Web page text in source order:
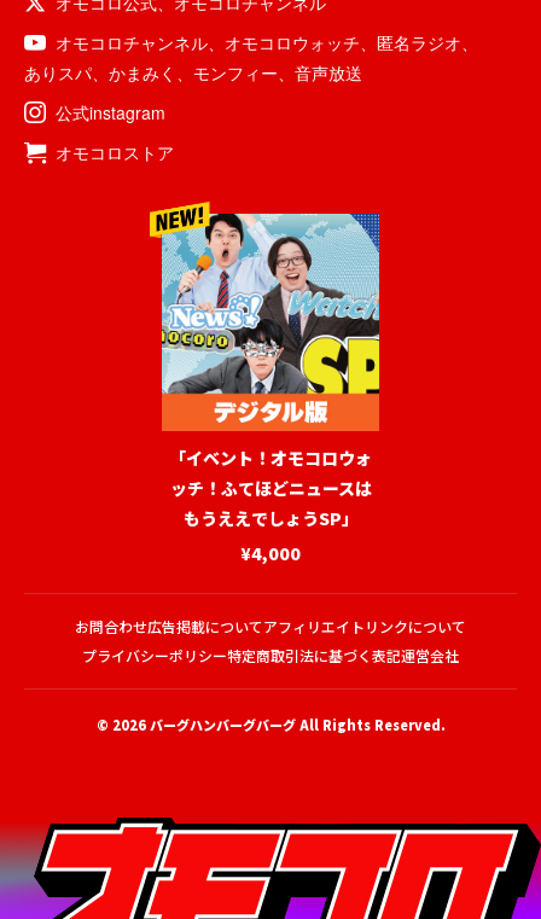
オモコロチャンネル
オモコロウォッチ 匿名ラジオ
ありスパ
かまみく モンフィー
音声放送
公式instagram
オモコロストア
「イベント！オモコロウォ
ッチ！ふてほどニュースは
もうええでしょうSP」
¥4,000
お問合わせ広告掲載についてアフィリエイトリンクについて
プライバシーポリシー特定商取引法に基づく表記運営会社
© 2026バーグハンバーグバーグAll Rights Reserved.